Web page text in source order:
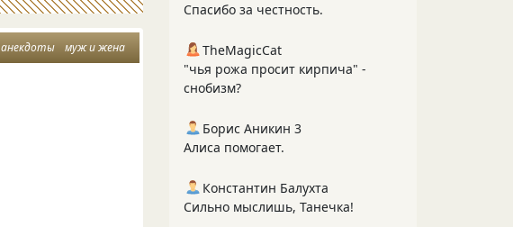
анекдоты муж и жена
Спасибо за честность.
TheMagicCat
"чья рожа просит кирпича" -
снобизм?
Борис Аникин 3
Алиса помогает.
Константин Балухта
Сильно мыслишь, Танечка!